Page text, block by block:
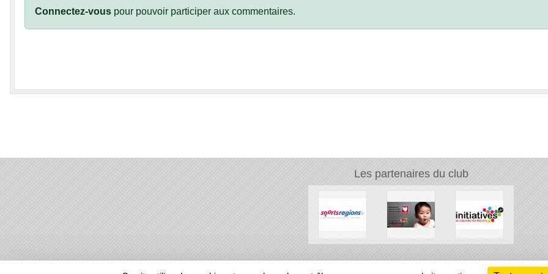
Connectez-vous pour pouvoir participer aux commentaires.
Les partenaires du club